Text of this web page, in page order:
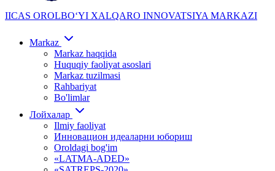
IICAS OROLBOʻYI XALQARO INNOVATSIYA MARKAZI
Markaz
Markaz haqqida
Huquqiy faoliyat asoslari
Markaz tuzilmasi
Rahbariyat
Bo'limlar
Лойхалар
Ilmiy faoliyat
Инновацион идеаларни юбориш
Oroldagi bog'im
«LATMA-ADED»